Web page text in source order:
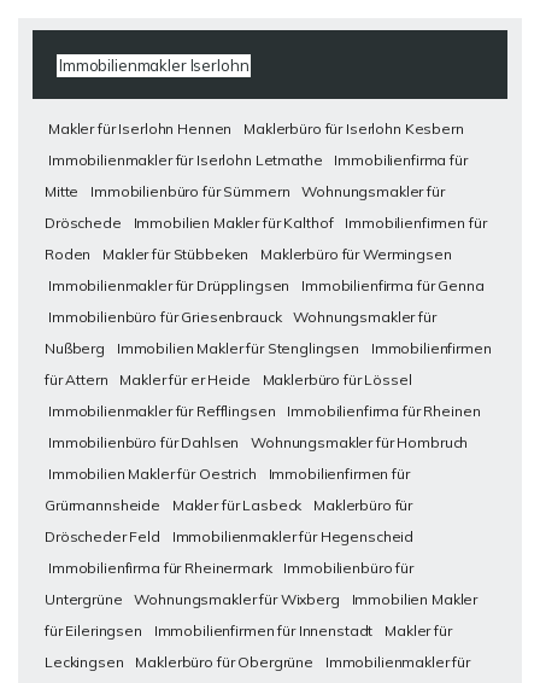
Immobilienmakler Iserlohn
Makler für Iserlohn Hennen
Maklerbüro für Iserlohn Kesbern
Immobilienmakler für Iserlohn Letmathe
Immobilienfirma für
Mitte
Immobilienbüro für Sümmern
Wohnungsmakler für
Dröschede
Immobilien Makler für Kalthof
Immobilienfirmen für
Roden
Makler für Stübbeken
Maklerbüro für Wermingsen
Immobilienmakler für Drüpplingsen
Immobilienfirma für Genna
Immobilienbüro für Griesenbrauck
Wohnungsmakler für
Nußberg
Immobilien Makler für Stenglingsen
Immobilienfirmen
für Attern
Makler für er Heide
Maklerbüro für Lössel
Immobilienmakler für Refflingsen
Immobilienfirma für Rheinen
Immobilienbüro für Dahlsen
Wohnungsmakler für Hombruch
Immobilien Makler für Oestrich
Immobilienfirmen für
Grürmannsheide
Makler für Lasbeck
Maklerbüro für
Dröscheder Feld
Immobilienmakler für Hegenscheid
Immobilienfirma für Rheinermark
Immobilienbüro für
Untergrüne
Wohnungsmakler für Wixberg
Immobilien Makler
für Eileringsen
Immobilienfirmen für Innenstadt
Makler für
Leckingsen
Maklerbüro für Obergrüne
Immobilienmakler für